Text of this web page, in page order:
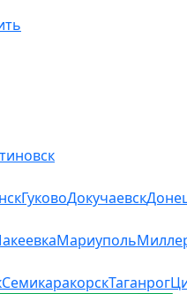
ГуковоДокучаевск
Мариуполь
СемикаракорскТаганрог